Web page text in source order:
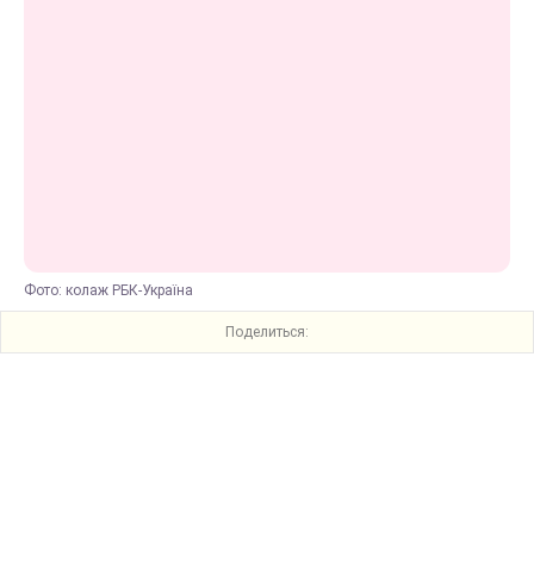
Фото: колаж РБК-Україна
Поделиться: